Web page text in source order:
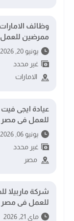
وظائف
ممرضين للعمل
يونيو 20, 2026
غير محدد
الامارات
عيادة ايجى
للعمل فى مصر
يونيو 06, 2026
غير محدد
مصر
شركة ماربيلا
للعمل فى مصر
ماي 21, 2026